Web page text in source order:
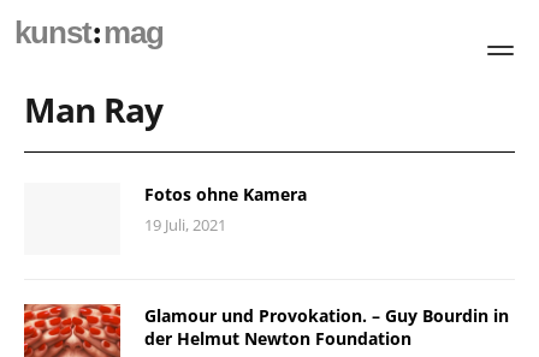
kunst:mag
Man Ray
Fotos ohne Kamera
19 Juli, 2021
Glamour und Provokation. – Guy Bourdin in
der Helmut Newton Foundation